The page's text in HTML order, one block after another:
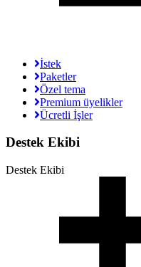
İstek
Paketler
Özel tema
Premium üyelikler
Ücretli İşler
Destek Ekibi
Destek Ekibi